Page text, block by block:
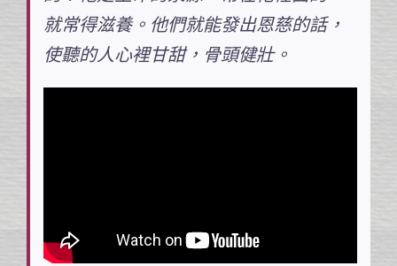
就常得滋養。他們就能發出恩慈的話，
使聽的人心裡甘甜，骨頭健壯。